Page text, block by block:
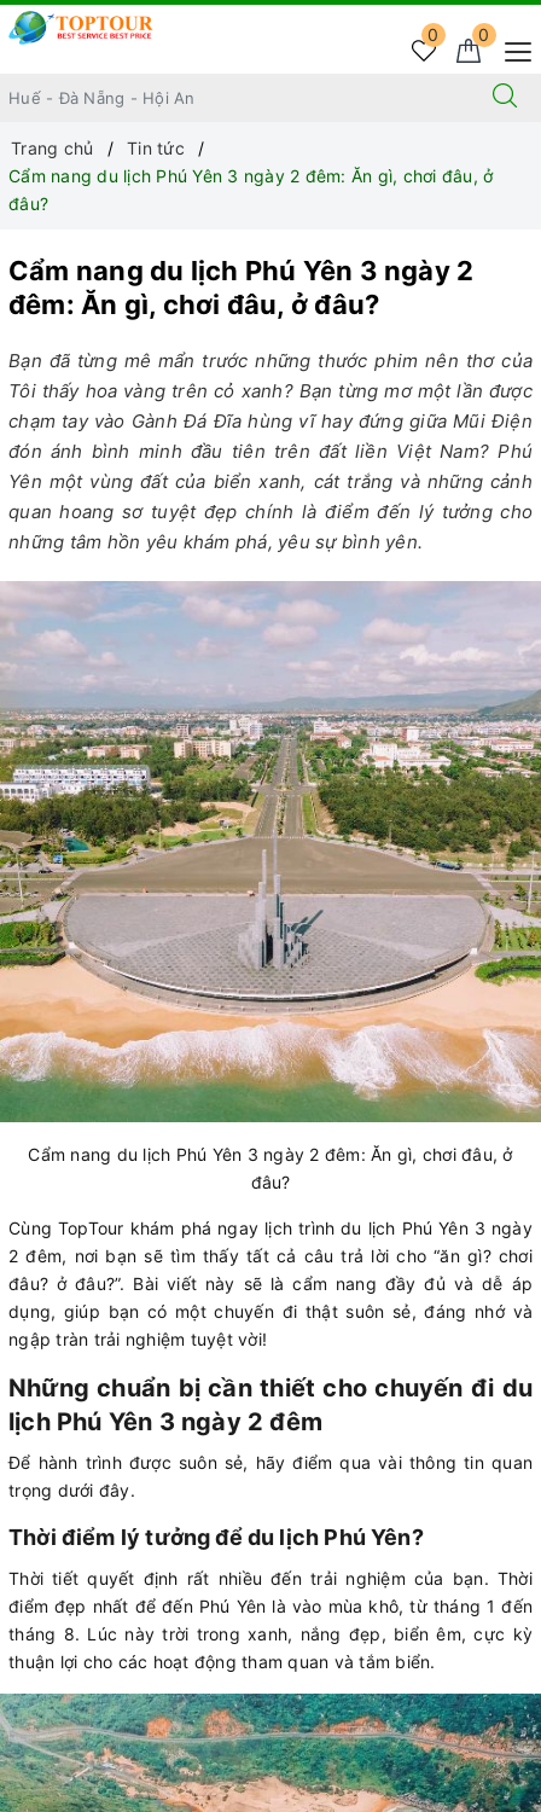
0
0
Trang chủ
Tin tức
Cẩm nang du lịch Phú Yên 3 ngày 2 đêm: Ăn gì, chơi đâu, ở
đâu?
Cẩm nang du lịch Phú Yên 3 ngày 2
đêm: Ăn gì, chơi đâu, ở đâu?
Bạn đã từng mê mẩn trước những thước phim nên thơ của
Tôi thấy hoa vàng trên cỏ xanh? Bạn từng mơ một lần được
chạm tay vào Gành Đá Đĩa hùng vĩ hay đứng giữa Mũi Điện
đón ánh bình minh đầu tiên trên đất liền Việt Nam? Phú
Yên một vùng đất của biển xanh, cát trắng và những cảnh
quan hoang sơ tuyệt đẹp chính là điểm đến lý tưởng cho
những tâm hồn yêu khám phá, yêu sự bình yên.
Cẩm nang du lịch Phú Yên 3 ngày 2 đêm: Ăn gì, chơi đâu, ở
đâu?
Cùng TopTour khám phá ngay lịch trình du lịch Phú Yên 3 ngày
2 đêm, nơi bạn sẽ tìm thấy tất cả câu trả lời cho “ăn gì? chơi
đâu? ở đâu?”. Bài viết này sẽ là cẩm nang đầy đủ và dễ áp
dụng, giúp bạn có một chuyến đi thật suôn sẻ, đáng nhớ và
ngập tràn trải nghiệm tuyệt vời!
Những chuẩn bị cần thiết cho chuyến đi du
lịch Phú Yên 3 ngày 2 đêm
Để hành trình được suôn sẻ, hãy điểm qua vài thông tin quan
trọng dưới đây.
Thời điểm lý tưởng để du lịch Phú Yên?
Thời tiết quyết định rất nhiều đến trải nghiệm của bạn. Thời
điểm đẹp nhất để đến Phú Yên là vào mùa khô, từ tháng 1 đến
tháng 8. Lúc này trời trong xanh, nắng đẹp, biển êm, cực kỳ
thuận lợi cho các hoạt động tham quan và tắm biển.